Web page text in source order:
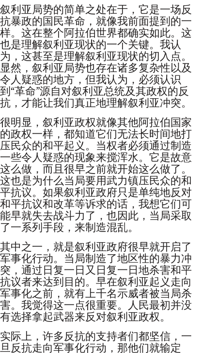
叙利亚局势的简单之处在于，它是一场反
抗暴政的国民革命，就像我前面提到的一
样。这在整个阿拉伯世界都确实如此。这
也是理解叙利亚现状的一个关键。我认
为，这甚至是理解叙利亚现状的切入点。
显然，叙利亚局势也存在诸多复杂性以及
令人疑惑的地方，但我认为，必须认识
到“革命”源自对叙利亚总统及其政权的反
抗，才能让我们真正地理解叙利亚冲突。
很明显，叙利亚政权就像其他阿拉伯国家
的政权一样，都知道它们无法长时间地打
压民众的和平起义。当权者必须通过制造
一些令人疑惑的现象来搅浑水。它是故意
这么做，而且很早之前就开始这么做了。
这也是为什么当局要用武力镇压民众的和
平抗议。如果叙利亚政府只是单纯地反对
和平抗议和改革等诉求的话，我想它们可
能早就失去战斗力了，也因此，当局采取
了一系列手段，来制造混乱。
其中之一，就是叙利亚政府很早就开启了
军事化行动。当局制造了地区性的暴力冲
突，通过日复一日又日复一日地杀害和平
抗议者来达到目的。早在叙利亚起义走向
军事化之前，就有上千名示威者被当局杀
害。我觉得这一点很重要。人民最初并没
有选择拿起武器来反对叙利亚政权。
实际上，许多反抗的支持者们都坚信，一
旦反抗走向军事化行动，那他们就输定